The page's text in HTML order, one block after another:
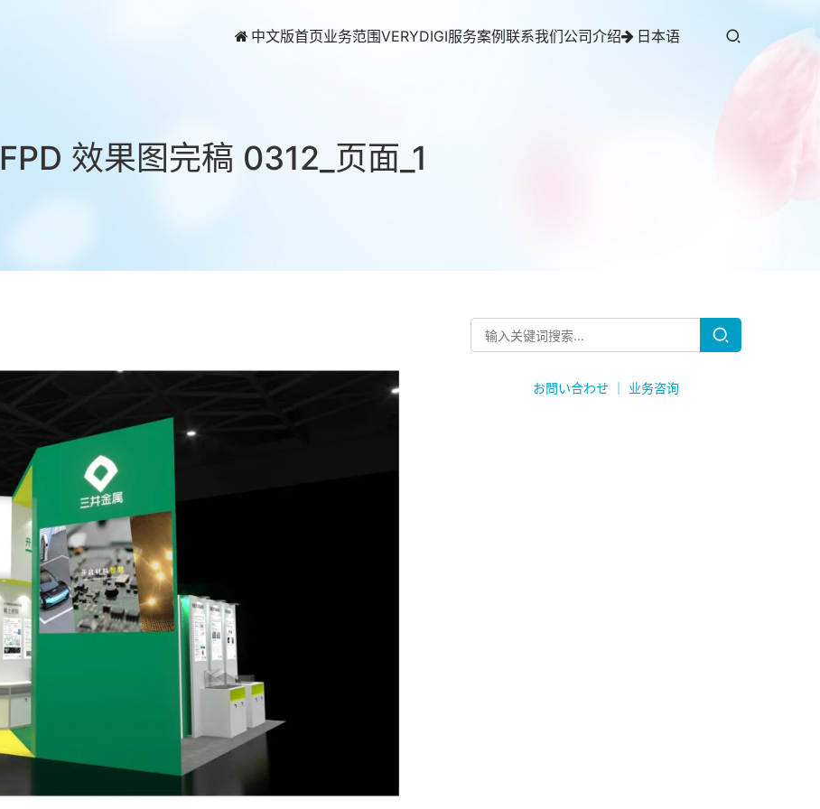
中文版首页业务范围VERYDIGI服务案例 联系我们公司介绍 日本语
FPD 效果图完稿 0312_页面_1
お問い合わせ ｜ 业务咨询